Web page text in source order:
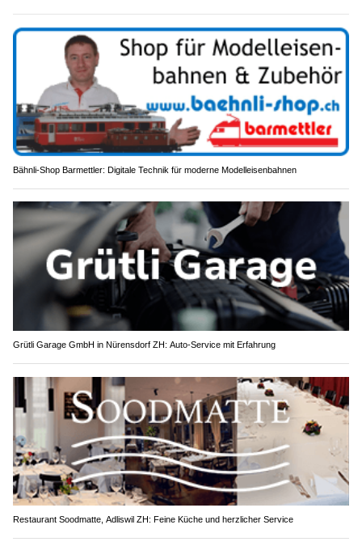
Bähnli-Shop Barmettler: Digitale Technik für moderne Modelleisenbahnen
Grütli Garage GmbH in Nürensdorf ZH: Auto-Service mit Erfahrung
Restaurant Soodmatte, Adliswil ZH: Feine Küche und herzlicher Service